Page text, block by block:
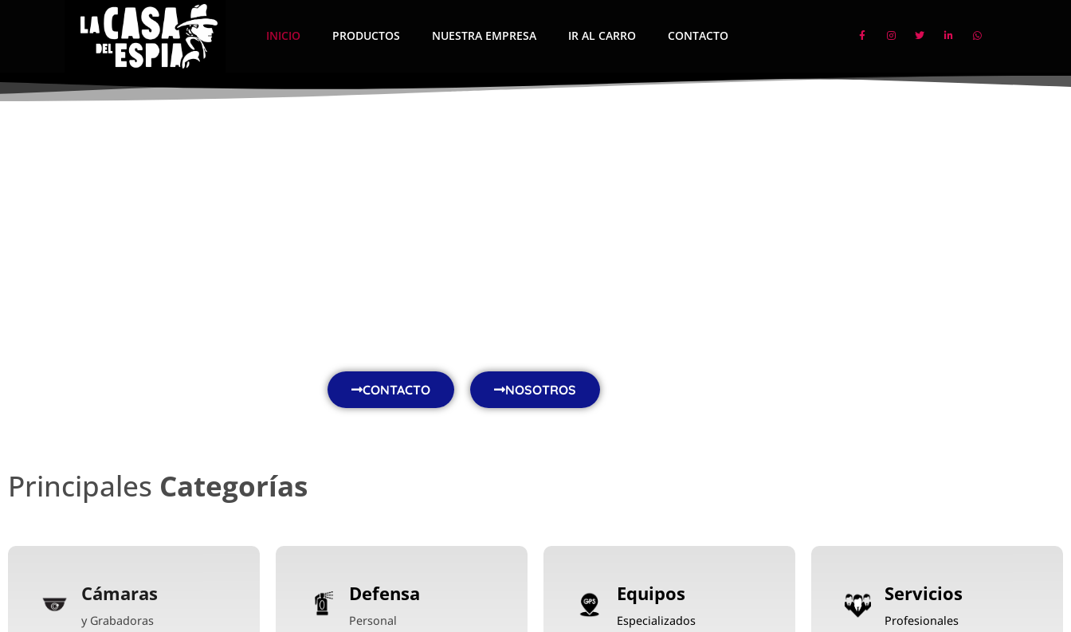
INICIO PRODUCTOS NUESTRA EMPRESA IR AL CARRO CONTACTO
CONTACTO NOSOTROS
Principales Categorías
Cámaras
y Grabadoras
Defensa
Personal
Equipos
Especializados
Servicios
Profesionales